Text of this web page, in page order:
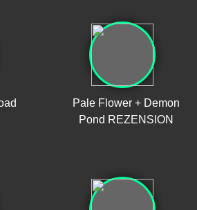
Pale Flower + Demon
Pond REZENSION